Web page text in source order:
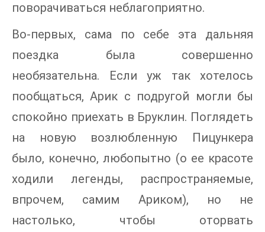
поворачиваться неблагоприятно.
Во-первых, сама по себе эта дальняя
поездка была совершенно
необязательна. Если уж так хотелось
пообщаться, Арик с подругой могли бы
спокойно приехать в Бруклин. Поглядеть
на новую возлюбленную Пицункера
было, конечно, любопытно (о ее красоте
ходили легенды, распространяемые,
впрочем, самим Ариком), но не
настолько, чтобы оторвать